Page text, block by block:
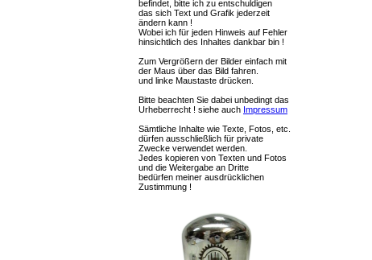
befindet, bitte ich zu entschuldigen
das sich Text und Grafik jederzeit
ändern kann !
Wobei ich für jeden Hinweis auf Fehler
hinsichtlich des Inhaltes dankbar bin !
Zum Vergrößern der Bilder einfach mit
der Maus über das Bild fahren.
und linke Maustaste drücken.
Bitte beachten Sie dabei unbedingt das
Urheberrecht ! siehe auch Impressum
Sämtliche Inhalte wie Texte, Fotos, etc.
dürfen ausschließlich für private
Zwecke verwendet werden.
Jedes kopieren von Texten und Fotos
und die Weitergabe an Dritte
bedürfen meiner ausdrücklichen
Zustimmung !